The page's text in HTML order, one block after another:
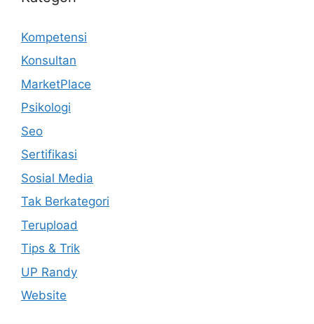
Kompetensi
Konsultan
MarketPlace
Psikologi
Seo
Sertifikasi
Sosial Media
Tak Berkategori
Terupload
Tips & Trik
UP Randy
Website